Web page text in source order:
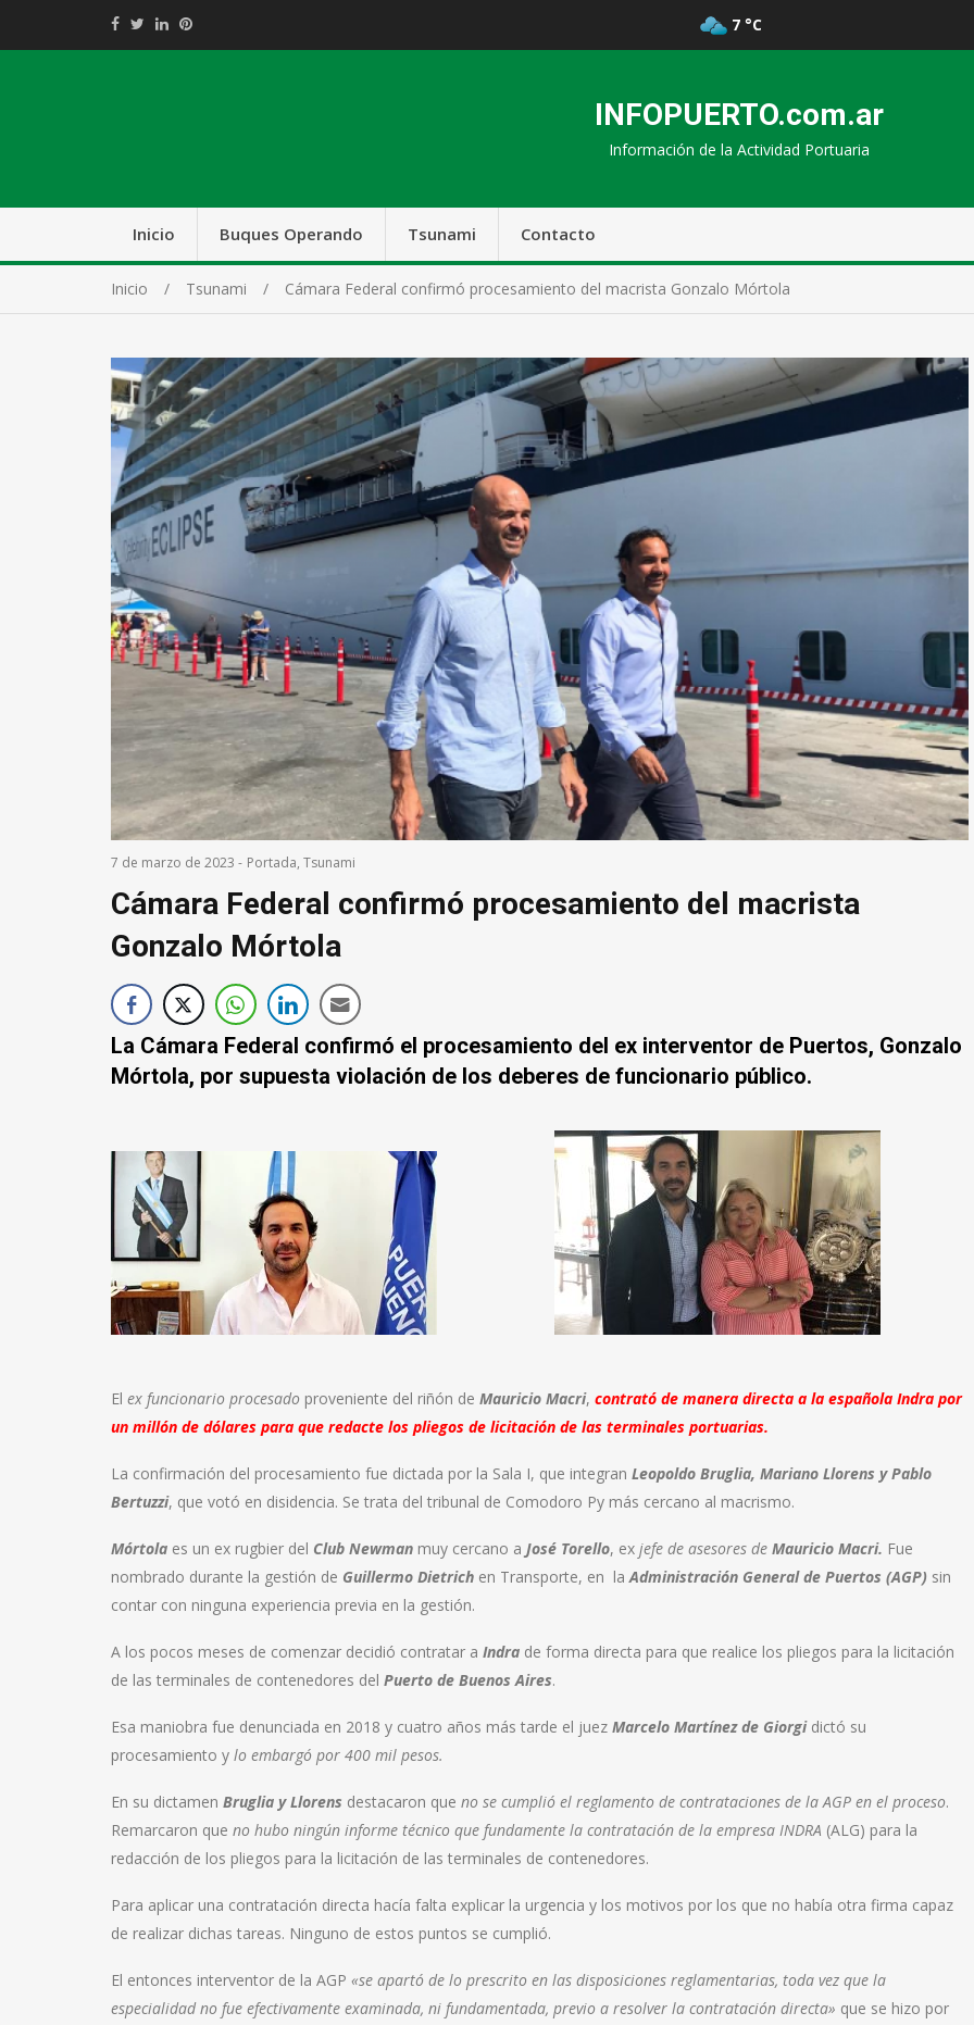
7 °C
INFOPUERTO.com.ar
Información de la Actividad Portuaria
Inicio Buques Operando Tsunami Contacto
Inicio Tsunami Cámara Federal confirmó procesamiento del macrista Gonzalo Mórtola
7 de marzo de 2023 - Portada, Tsunami
Cámara Federal confirmó procesamiento del macrista
Gonzalo Mórtola
La Cámara Federal confirmó el procesamiento del ex interventor de Puertos, Gonzalo
Mórtola, por supuesta violación de los deberes de funcionario público.
El ex funcionario procesado proveniente del riñón de Mauricio Macri, contrató de manera directa a la española Indra por
un millón de dólares para que redacte los pliegos de licitación de las terminales portuarias.
La confirmación del procesamiento fue dictada por la Sala I, que integran Leopoldo Bruglia, Mariano Llorens y Pablo
Bertuzzi, que votó en disidencia. Se trata del tribunal de Comodoro Py más cercano al macrismo.
Mórtola es un ex rugbier del Club Newman muy cercano a José Torello, ex jefe de asesores de Mauricio Macri. Fue
nombrado durante la gestión de Guillermo Dietrich en Transporte, en laAdministración General de Puertos (AGP) sin
contar con ninguna experiencia previa en la gestión.
A los pocos meses de comenzar decidió contratar a Indra de forma directa para que realice los pliegos para la licitación
de las terminales de contenedores del Puerto de Buenos Aires.
Esa maniobra fue denunciada en 2018 y cuatro años más tarde el juez Marcelo Martínez de Giorgi dictó su
procesamiento y lo embargó por 400 mil pesos.
En su dictamen Bruglia y Llorens destacaron que no se cumplió el reglamento de contrataciones de la AGP en el proceso.
Remarcaron que no hubo ningún informe técnico que fundamente la contratación de la empresa INDRA (ALG) para la
redacción de los pliegos para la licitación de las terminales de contenedores.
Para aplicar una contratación directa hacía falta explicar la urgencia y los motivos por los que no había otra firma capaz
de realizar dichas tareas. Ninguno de estos puntos se cumplió.
El entonces interventor de la AGP «se apartó de lo prescrito en las disposiciones reglamentarias, toda vez que la
especialidad no fue efectivamente examinada, ni fundamentada, previo a resolver la contratación directa» que se hizo por